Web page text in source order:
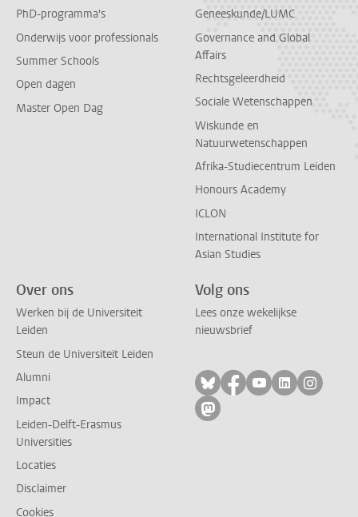
PhD-programma's
Onderwijs voor professionals
Summer Schools
Open dagen
Master Open Dag
Geneeskunde/LUMC
Governance and Global
Affairs
Rechtsgeleerdheid
Sociale Wetenschappen
Wiskunde en
Natuurwetenschappen
Afrika-Studiecentrum Leiden
Honours Academy
ICLON
International Institute for
Asian Studies
Over ons
Werken bij de Universiteit
Leiden
Steun de Universiteit Leiden
Alumni
Impact
Leiden-Delft-Erasmus
Universities
Locaties
Disclaimer
Cookies
Volg ons
Lees onze wekelijkse
nieuwsbrief
Volg ons op bluesky
Volg ons op
Volg ons op
Volg ons
Volg
Volg ons op mastodon